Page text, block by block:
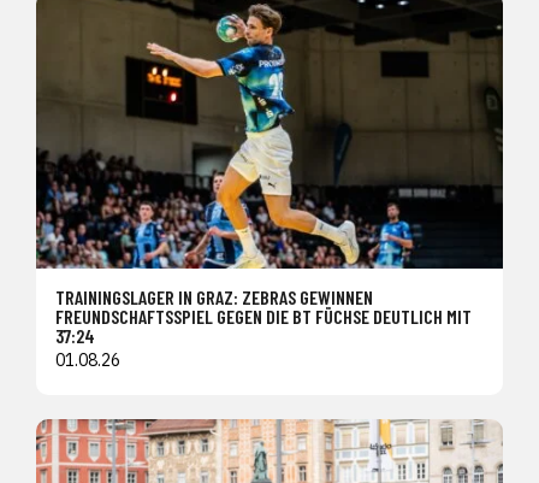
TRAININGSLAGER IN GRAZ: ZEBRAS GEWINNEN
FREUNDSCHAFTSSPIEL GEGEN DIE BT FÜCHSE DEUTLICH MIT
37:24
01.08.26